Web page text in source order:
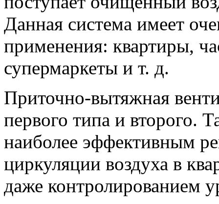
Данная система имеет
применения: квартиры,
супермаркеты и т. д.
Приточно-вытяжная
первого типа и второго.
наиболее эффективным
циркуляции воздуха в
даже контролированием